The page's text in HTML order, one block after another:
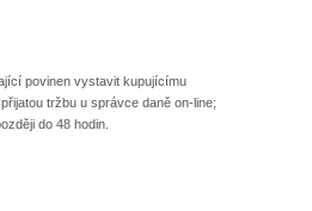
povinen vystavit kupujícímu
tržbu u správce daně on-line;
do 48 hodin.